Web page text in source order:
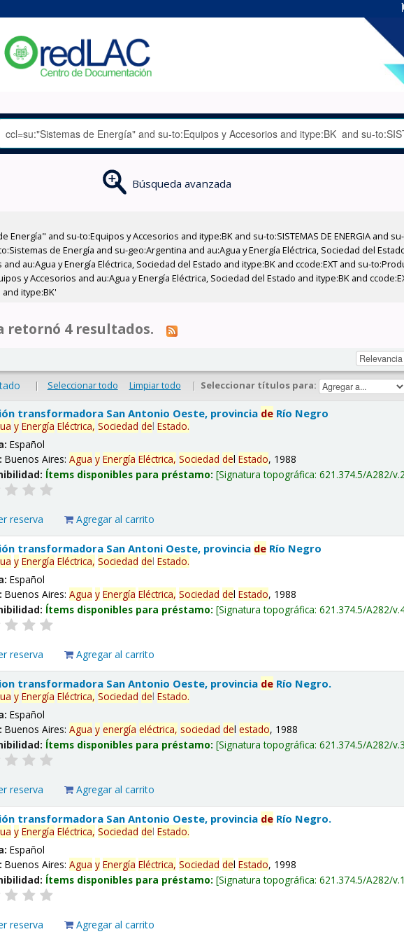
Búsqueda avanzada
and su-to:Equipos y Accesorios and itype:BK and su-to:SISTEMAS DE ENERGIA and
de Energía and su-geo:Argentina and au:Agua y Energía Eléctrica, Sociedad del
au:Agua y Energía Eléctrica, Sociedad del Estado and itype:BK and ccode:EXT and su-
y Accesorios and au:Agua y Energía Eléctrica, Sociedad del Estado and itype:BK and
itype:BK'
retornó 4 resultados.
| Seleccionar todo Limpiar todo | Seleccionar títulos para:
transformadora San Antonio Oeste, provincia de Río Negro
y Energía Eléctrica, Sociedad delEstado.
Español
Buenos Aires:Agua y Energía Eléctrica, Sociedad delEstado, 1988
Ítems disponibles para préstamo: Signatura topográfica:621.374.5/A282/
reserva Agregar al carrito
transformadora San Antoni Oeste, provincia de Río Negro
y Energía Eléctrica, Sociedad delEstado.
Español
Buenos Aires:Agua y Energía Eléctrica, Sociedad delEstado, 1988
Ítems disponibles para préstamo: Signatura topográfica:621.374.5/A282/
reserva Agregar al carrito
transformadora San Antonio Oeste, provincia de Río Negro.
y Energía Eléctrica, Sociedad delEstado.
Español
Buenos Aires:Agua y energía eléctrica, sociedad delestado, 1988
Ítems disponibles para préstamo: Signatura topográfica:621.374.5/A282/
reserva Agregar al carrito
transformadora San Antonio Oeste, provincia de Río Negro.
y Energía Eléctrica, Sociedad delEstado.
Español
Buenos Aires:Agua y Energía Eléctrica, Sociedad delEstado, 1998
Ítems disponibles para préstamo: Signatura topográfica:621.374.5/A282/
reserva Agregar al carrito